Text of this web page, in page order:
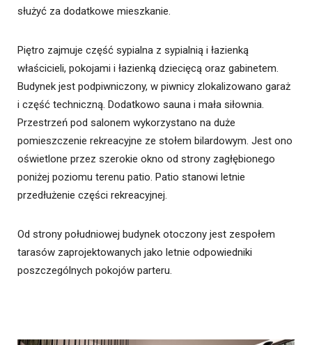
służyć za dodatkowe mieszkanie.
Piętro zajmuje część sypialna z sypialnią i łazienką
właścicieli, pokojami i łazienką dziecięcą oraz gabinetem.
Budynek jest podpiwniczony, w piwnicy zlokalizowano garaż
i część techniczną. Dodatkowo sauna i mała siłownia.
Przestrzeń pod salonem wykorzystano na duże
pomieszczenie rekreacyjne ze stołem bilardowym. Jest ono
oświetlone przez szerokie okno od strony zagłębionego
poniżej poziomu terenu patio. Patio stanowi letnie
przedłużenie części rekreacyjnej.
Od strony południowej budynek otoczony jest zespołem
tarasów zaprojektowanych jako letnie odpowiedniki
poszczególnych pokojów parteru.